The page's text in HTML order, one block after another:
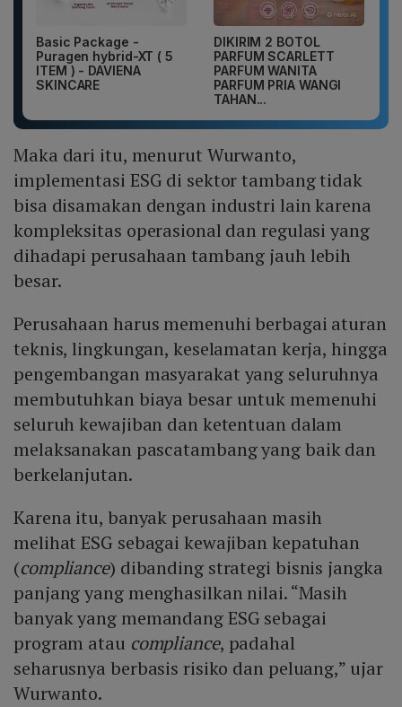
Basic Package -
Puragen hybrid-XT ( 5
ITEM ) - DAVIENA
SKINCARE
DIKIRIM 2 BOTOL
PARFUM SCARLETT
PARFUM WANITA
PARFUM PRIA WANGI
TAHAN...
Maka dari itu, menurut Wurwanto,
implementasi ESG di sektor tambang tidak
bisa disamakan dengan industri lain karena
kompleksitas operasional dan regulasi yang
dihadapi perusahaan tambang jauh lebih
besar.
Perusahaan harus memenuhi berbagai aturan
teknis, lingkungan, keselamatan kerja, hingga
pengembangan masyarakat yang seluruhnya
membutuhkan biaya besar untuk memenuhi
seluruh kewajiban dan ketentuan dalam
melaksanakan pascatambang yang baik dan
berkelanjutan.
Karena itu, banyak perusahaan masih
melihat ESG sebagai kewajiban kepatuhan
(compliance) dibanding strategi bisnis jangka
panjang yang menghasilkan nilai. “Masih
banyak yang memandang ESG sebagai
program atau compliance, padahal
seharusnya berbasis risiko dan peluang,” ujar
Wurwanto.